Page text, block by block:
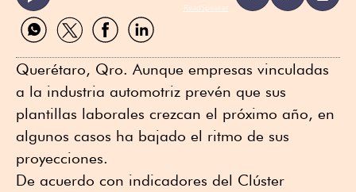
ReadSpeaker
Compartir
por
Compartir
por
Compartir
por
Compartir
por
Querétaro, Qro. Aunque empresas vinculadas
a la industria automotriz prevén que sus
plantillas laborales crezcan el próximo año, en
algunos casos ha bajado el ritmo de sus
proyecciones.
De acuerdo con indicadores del Clúster